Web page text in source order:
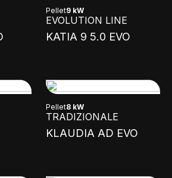
Pellet9 kW
EVOLUTION LINE
KATIA 9 5.0 EVO
Pellet8 kW
TRADIZIONALE
KLAUDIA AD EVO